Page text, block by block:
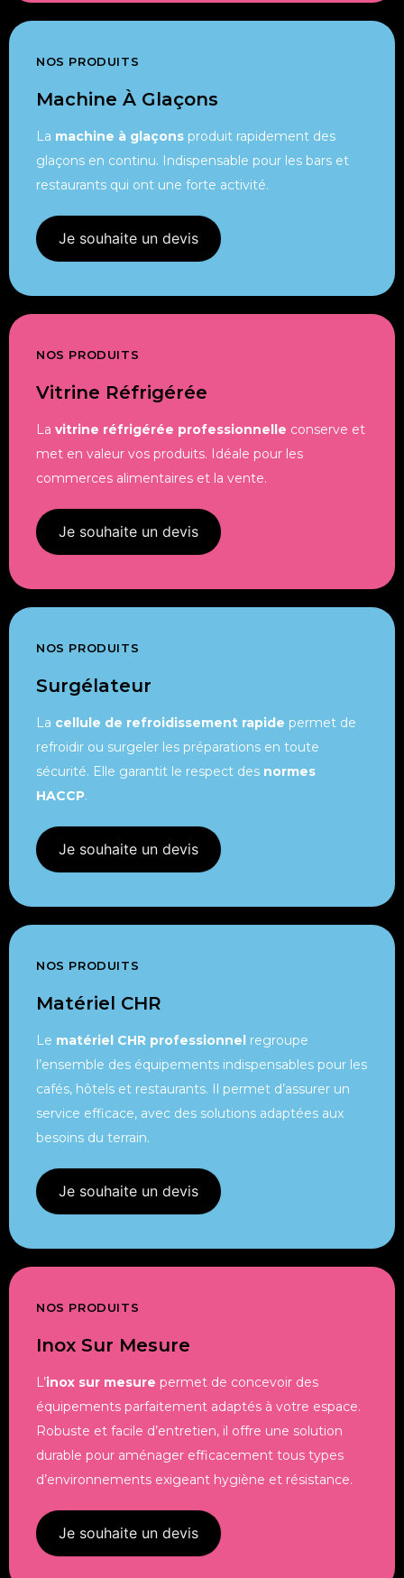
NOS PRODUITS
Machine À Glaçons
La machine à glaçons produit rapidement des
glaçons en continu. Indispensable pour les bars et
restaurants qui ont une forte activité.
Je souhaite un devis
NOS PRODUITS
Vitrine Réfrigérée
La vitrine réfrigérée professionnelle conserve et
met en valeur vos produits. Idéale pour les
commerces alimentaires et la vente.
Je souhaite un devis
NOS PRODUITS
Surgélateur
La cellule de refroidissement rapide permet de
refroidir ou surgeler les préparations en toute
sécurité. Elle garantit le respect des normes
HACCP.
Je souhaite un devis
NOS PRODUITS
Matériel CHR
Le matériel CHR professionnel regroupe
l’ensemble des équipements indispensables pour les
cafés, hôtels et restaurants. Il permet d’assurer un
service efficace, avec des solutions adaptées aux
besoins du terrain.
Je souhaite un devis
NOS PRODUITS
Inox Sur Mesure
L’inox sur mesure permet de concevoir des
équipements parfaitement adaptés à votre espace.
Robuste et facile d’entretien, il offre une solution
durable pour aménager efficacement tous types
d’environnements exigeant hygiène et résistance.
Je souhaite un devis